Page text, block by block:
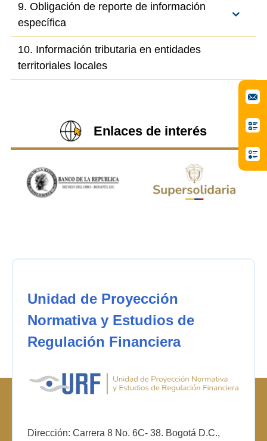
9. Obligación de reporte de información
específica
10. Información tributaria en entidades
territoriales locales
Enlaces de interés
Unidad de Proyección
Normativa y Estudios de
Regulación Financiera
Dirección: Carrera 8 No. 6C- 38. Bogotá D.C.,